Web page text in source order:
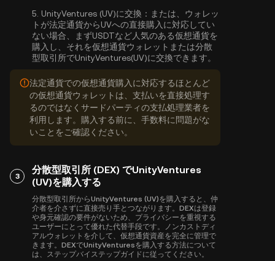
5. UnityVentures (UV)に交換： または、ウォレッ
トが法定通貨からUVへの直接購入に対応してい
ない場合、まずUSDTなど人気のある仮想通貨を
購入し、それを仮想通貨ウォレットまたは分散
型取引所でUnityVentures(UV)に交換できます。
法定通貨での仮想通貨購入に対応するほとんど
の仮想通貨ウォレットは、支払いを直接処理す
るのではなくサードパーティの支払処理業者を
利用します。購入する前に、手数料に問題がな
いことをご確認ください。
3
分散型取引所 (DEX) でUnityVentures
(UV)を購入する
分散型取引所からUnityVentures (UV)を購入すると、仲
介者を介さずに直接売り手とつながります。DEXは登録
や身元確認の要件がないため、プライバシーを重視する
ユーザーにとって優れた代替手段です。ノンカストディ
アルウォレットを介して、仮想通貨資産を完全に管理で
きます。DEXでUnityVenturesを購入する方法について
は、ステップバイステップガイドに従ってください。